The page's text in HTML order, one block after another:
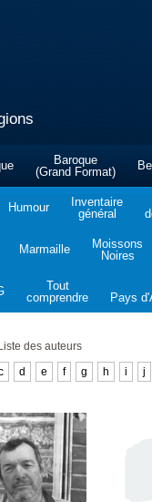
Baroque
(Grand Format)
Humour
Inventaire
général
Marmaille
Moissons
Noires
Tout
comprendre
Pays
Liste des auteurs
d e f g h i j